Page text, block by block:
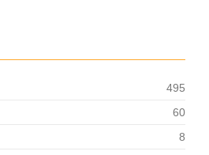
495
60
8